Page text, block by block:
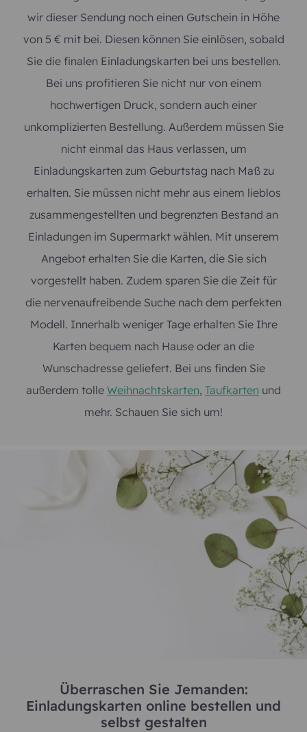
wir dieser Sendung noch einen Gutschein in Höhe
von 5 € mit bei. Diesen können Sie einlösen, sobald
Sie die finalen Einladungskarten bei uns bestellen.
Bei uns profitieren Sie nicht nur von einem
hochwertigen Druck, sondern auch einer
unkomplizierten Bestellung. Außerdem müssen Sie
nicht einmal das Haus verlassen, um
Einladungskarten zum Geburtstag nach Maß zu
erhalten. Sie müssen nicht mehr aus einem lieblos
zusammengestellten und begrenzten Bestand an
Einladungen im Supermarkt wählen. Mit unserem
Angebot erhalten Sie die Karten, die Sie sich
vorgestellt haben. Zudem sparen Sie die Zeit für
die nervenaufreibende Suche nach dem perfekten
Modell. Innerhalb weniger Tage erhalten Sie Ihre
Karten bequem nach Hause oder an die
Wunschadresse geliefert. Bei uns finden Sie
außerdem tolle Weihnachtskarten, Taufkarten und
mehr. Schauen Sie sich um!
Überraschen Sie Jemanden:
Einladungskarten online bestellen und
selbst gestalten